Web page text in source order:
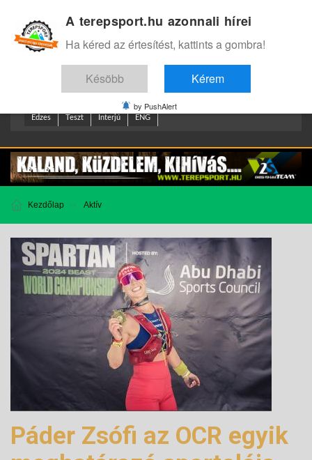
Edzes Teszt Interjú ENG
Kezdőlap Aktív
Páder Zsófi az OCR egyik
A terepsport.hu azonnali hírei
Ha kéred az értesítést, kattints a gombra!
Késöbb Kérem
by PushAlert